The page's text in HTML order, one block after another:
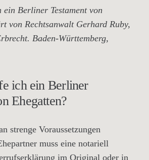
Berliner Testament von
von Rechtsanwalt Gerhard Ruby,
Baden-Württemberg,
ich ein Berliner
Ehegatten?
strenge Voraussetzungen
muss eine notariell
im Original oder in